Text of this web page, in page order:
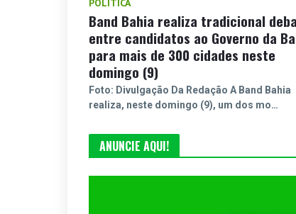
POLITICA
Band Bahia realiza tradicional
entre candidatos ao Governo da
para mais de 300 cidades neste
domingo (9)
Foto: Divulgação Da Redação A Band Bahia
realiza, neste domingo (9), um dos mo…
ANUNCIE AQUI!